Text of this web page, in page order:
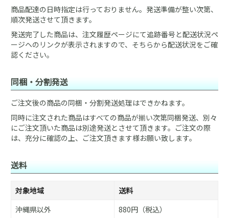
商品配達の日時指定は行っておりません。発送準備が整い次第、
順次発送させて頂きます。
発送完了した商品は、注文履歴ページにて追跡番号と配送状況ペ
ージヘのリンクが表示されますので、そちらから配送状況をご確
認ください。
同梱・分割発送
ご注文後の商品の同梱・分割発送処理はできかねます。
同時に注文された商品はすべての商品が揃い次第同梱発送、別々
にご注文頂いた商品は別途発送とさせて頂きます。ご注文の際
は、充分に確認の上、ご注文頂きます様お願い致します。
送料
対象地域
送料
沖縄県以外
880円（税込）